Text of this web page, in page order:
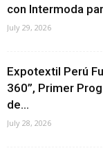
con Intermoda
July 29, 2026
Expotextil Perú
360”, Primer
de...
July 28, 2026